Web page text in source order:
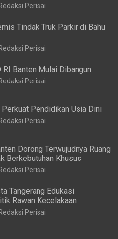
Redaksi Perisai
Tindak Truk Parkir di Bahu
Redaksi Perisai
RI Banten Mulai Dibangun
Redaksi Perisai
Pendidikan Usia Dini
Redaksi Perisai
Dorong Terwujudnya Ruang
Berkebutuhan Khusus
Redaksi Perisai
Tangerang Edukasi
Rawan Kecelakaan
Redaksi Perisai